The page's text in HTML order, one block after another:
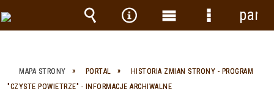
MAPA STRONY PORTAL
HISTORIA ZMIAN STRONY - PROGRAM
"CZYSTE POWIETRZE" - INFORMACJE ARCHIWALNE
Wyszukiwarka
Narzędzia
Menu Menu
panel